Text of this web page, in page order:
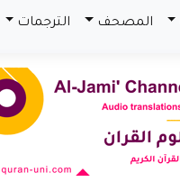
المصحف الترجمات